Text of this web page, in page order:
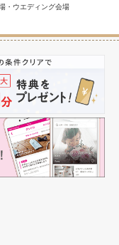
・ウエディング会場